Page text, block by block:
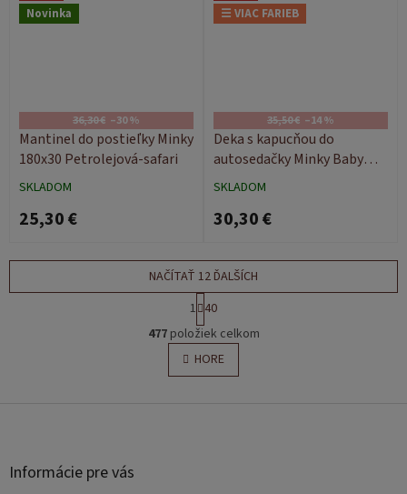
Novinka
36,30 € –30 %
Mantinel do postieľky Minky
180x30 Petrolejová-safari
SKLADOM
25,30 €
☰ VIAC FARIEB
35,50 € –14 %
Deka s kapucňou do
autosedačky Minky Baby
80x80
SKLADOM
30,30 €
O
v
l
á
NAČÍTAŤ 12 ĎALŠÍCH
S
t
r
á
n
k
1 40
477položiek celkom
HORE
Informácie pre vás